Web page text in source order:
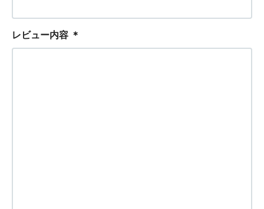
レビュー内容 ＊